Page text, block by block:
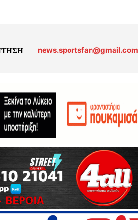
news.sportsfan@gmail.com